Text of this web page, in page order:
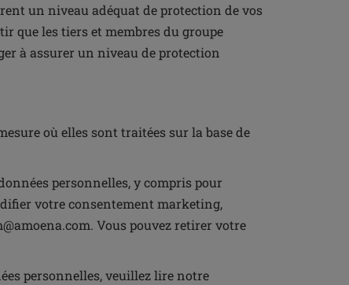
un niveau adéquat de protection de vos
que les tiers et membres du groupe
à assurer un niveau de protection
où elles sont traitées sur la base de
personnelles, y compris pour
votre consentement marketing,
Vous pouvez retirer votre
personnelles, veuillez lire notre